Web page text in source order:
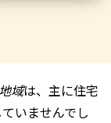
域は、主に住宅
いませんでし